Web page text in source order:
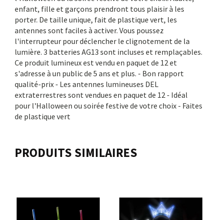
enfant, fille et garçons prendront tous plaisir à les
porter. De taille unique, fait de plastique vert, les
antennes sont faciles à activer. Vous poussez
l'interrupteur pour déclencher le clignotement de la
lumière. 3 batteries AG13 sont incluses et remplaçables.
Ce produit lumineux est vendu en paquet de 12 et
s'adresse à un public de 5 ans et plus. - Bon rapport
qualité-prix - Les antennes lumineuses DEL
extraterrestres sont vendues en paquet de 12 - Idéal
pour l'Halloween ou soirée festive de votre choix - Faites
de plastique vert
PRODUITS SIMILAIRES